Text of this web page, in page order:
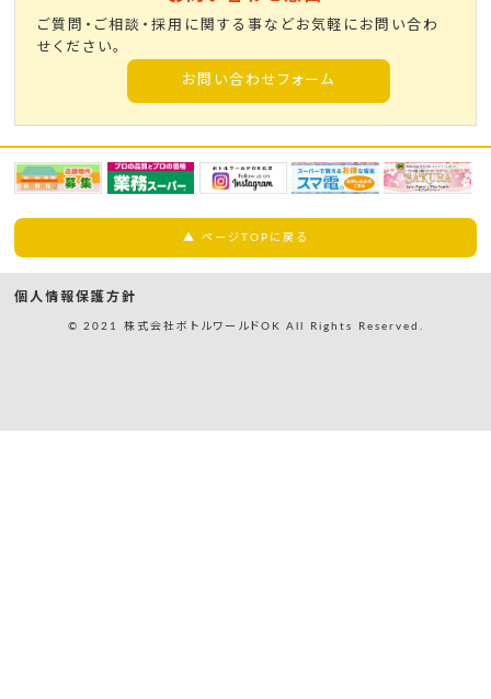
ご質問・ご相談・採用に関する事などお気軽にお問い合わ
せください。
お問い合わせフォーム
▲ ページTOPに戻る
個人情報保護方針
© 2021 株式会社ボトルワールドOK All Rights Reserved.